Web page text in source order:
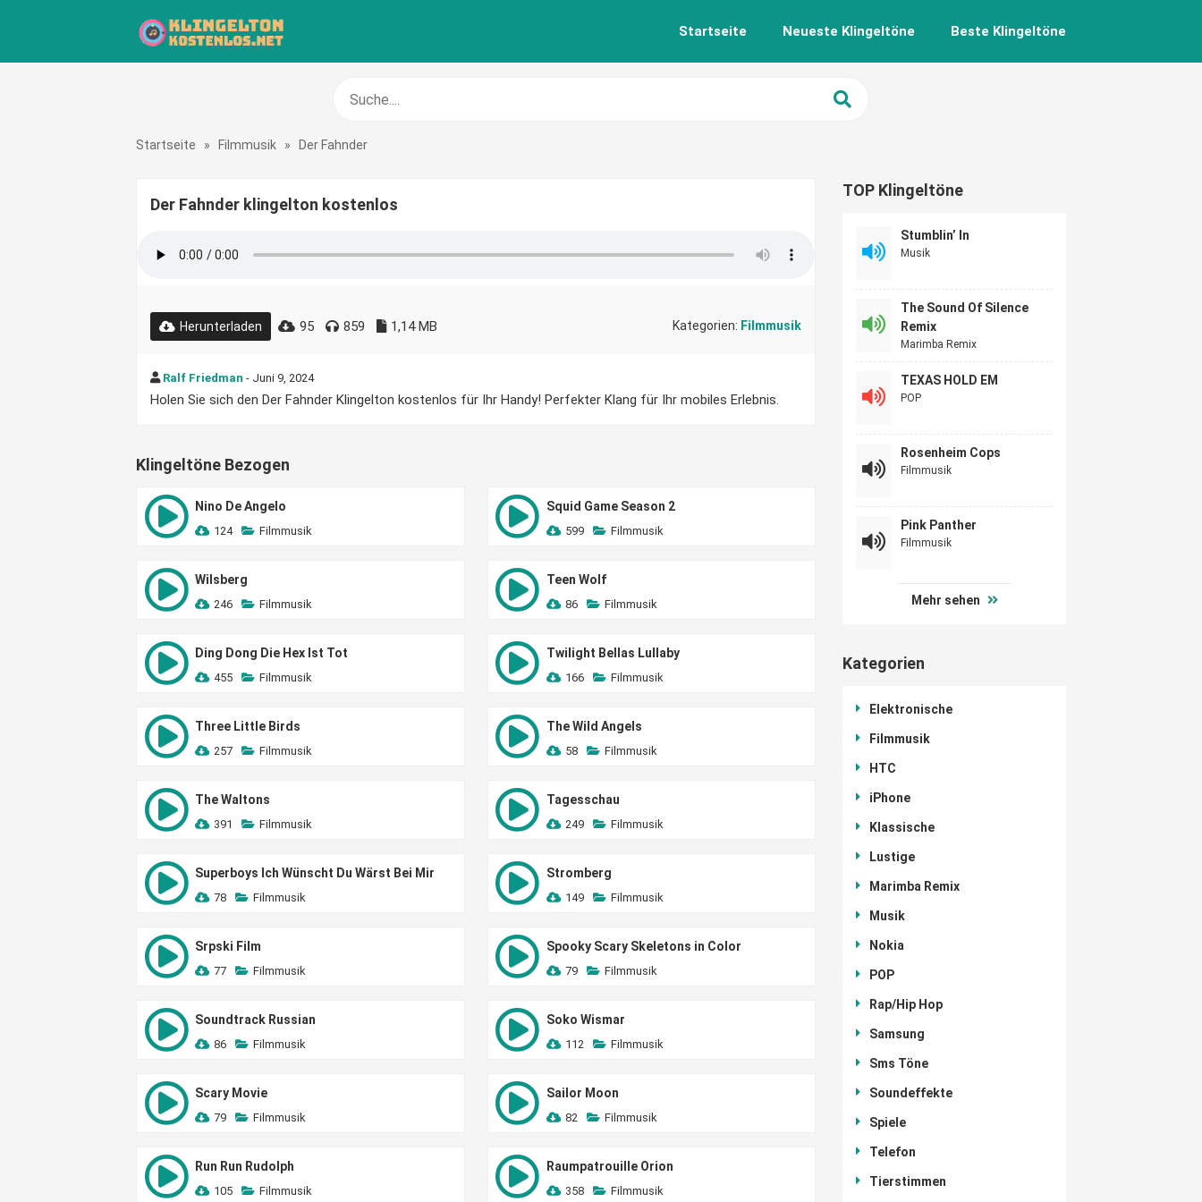
Startseite Neueste Klingeltöne Beste Klingeltöne
Startseite » Filmmusik » Der Fahnder
Der Fahnder klingelton kostenlos
Herunterladen 95 859 1,14 MB Kategorien: Filmmusik
Ralf Friedman - Juni 9, 2024
Holen Sie sich den Der Fahnder Klingelton kostenlos für Ihr Handy! Perfekter Klang für Ihr mobiles Erlebnis.
Klingeltöne Bezogen
Nino De Angelo
124 Filmmusik
Squid Game Season 2
599 Filmmusik
Wilsberg
246 Filmmusik
Teen Wolf
86 Filmmusik
Ding Dong Die Hex Ist Tot
455 Filmmusik
Twilight Bellas Lullaby
166 Filmmusik
Three Little Birds
257 Filmmusik
The Wild Angels
58 Filmmusik
The Waltons
391 Filmmusik
Tagesschau
249 Filmmusik
Superboys Ich Wünscht Du Wärst Bei Mir
78 Filmmusik
Stromberg
149 Filmmusik
Srpski Film
77 Filmmusik
Spooky Scary Skeletons in Color
79 Filmmusik
Soundtrack Russian
86 Filmmusik
Soko Wismar
112 Filmmusik
Scary Movie
79 Filmmusik
Sailor Moon
82 Filmmusik
Run Run Rudolph
105 Filmmusik
Raumpatrouille Orion
358 Filmmusik
TOP Klingeltöne
Stumblin’ In
Musik
The Sound Of Silence
Remix
Marimba Remix
TEXAS HOLD EM
POP
Rosenheim Cops
Filmmusik
Pink Panther
Filmmusik
Mehr sehen
Kategorien
Elektronische
Filmmusik
HTC
iPhone
Klassische
Lustige
Marimba Remix
Musik
Nokia
POP
Rap/Hip Hop
Samsung
Sms Töne
Soundeffekte
Spiele
Telefon
Tierstimmen